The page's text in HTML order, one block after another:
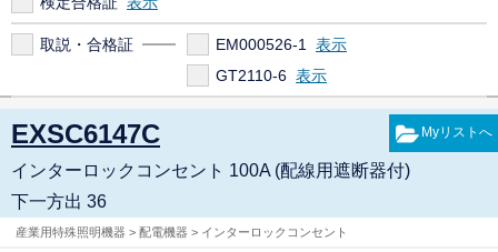
取説・合格証
EM000526-1
GT2110-6
EXSC6147C
インターロックコンセント 100A (配線用遮断器付)
下一方出 36
産業用特殊照明機器 > 配電機器 > インターロックコンセント